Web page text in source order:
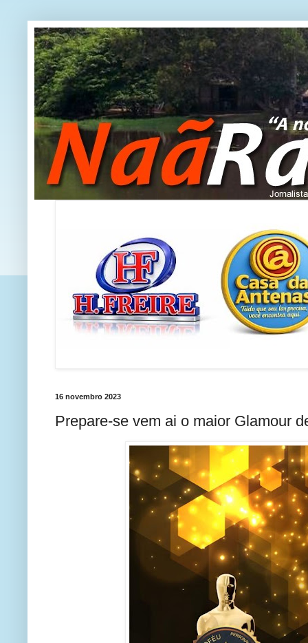
16 novembro 2023
Prepare-se vem ai o maior Glamour